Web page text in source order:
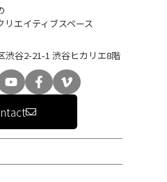
リエイティブスペース
渋谷2-21-1 渋谷ヒカリエ8階